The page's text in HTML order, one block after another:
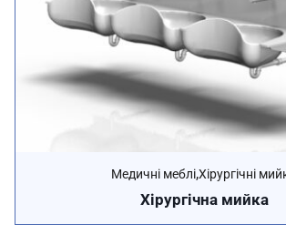
Медичні меблі,Хірургічні
Хірургічна мийка